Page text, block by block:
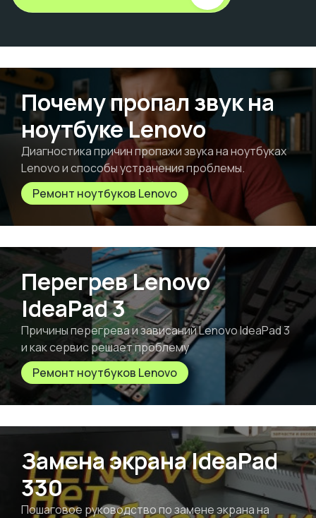
Почему пропал звук на
ноутбуке Lenovo
Диагностика причин пропажи звука на ноутбуках
Lenovo и способы устранения проблемы.
Ремонт ноутбуков Lenovo
Перегрев Lenovo
IdeaPad 3
Причины перегрева и зависаний Lenovo IdeaPad 3
и как сервис решает проблему
Ремонт ноутбуков Lenovo
Замена экрана IdeaPad
330
Пошаговое руководство по замене экрана на